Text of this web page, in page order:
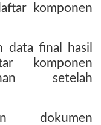
komponen
data final hasil
komponen
setelah
dokumen